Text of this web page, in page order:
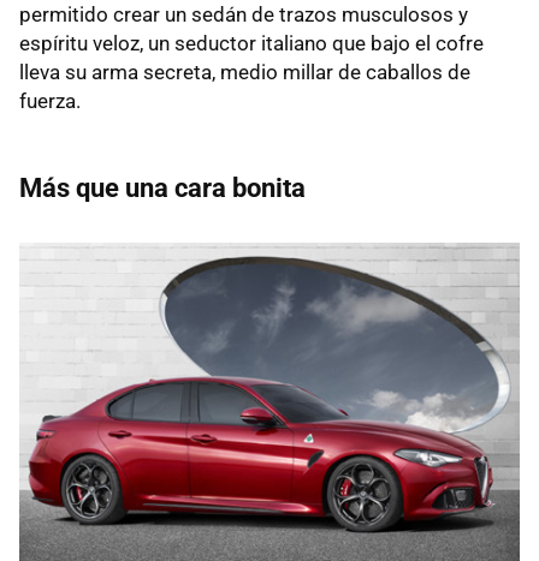
permitido crear un sedán de trazos musculosos y
espíritu veloz, un seductor italiano que bajo el cofre
lleva su arma secreta, medio millar de caballos de
fuerza.
Más que una cara bonita